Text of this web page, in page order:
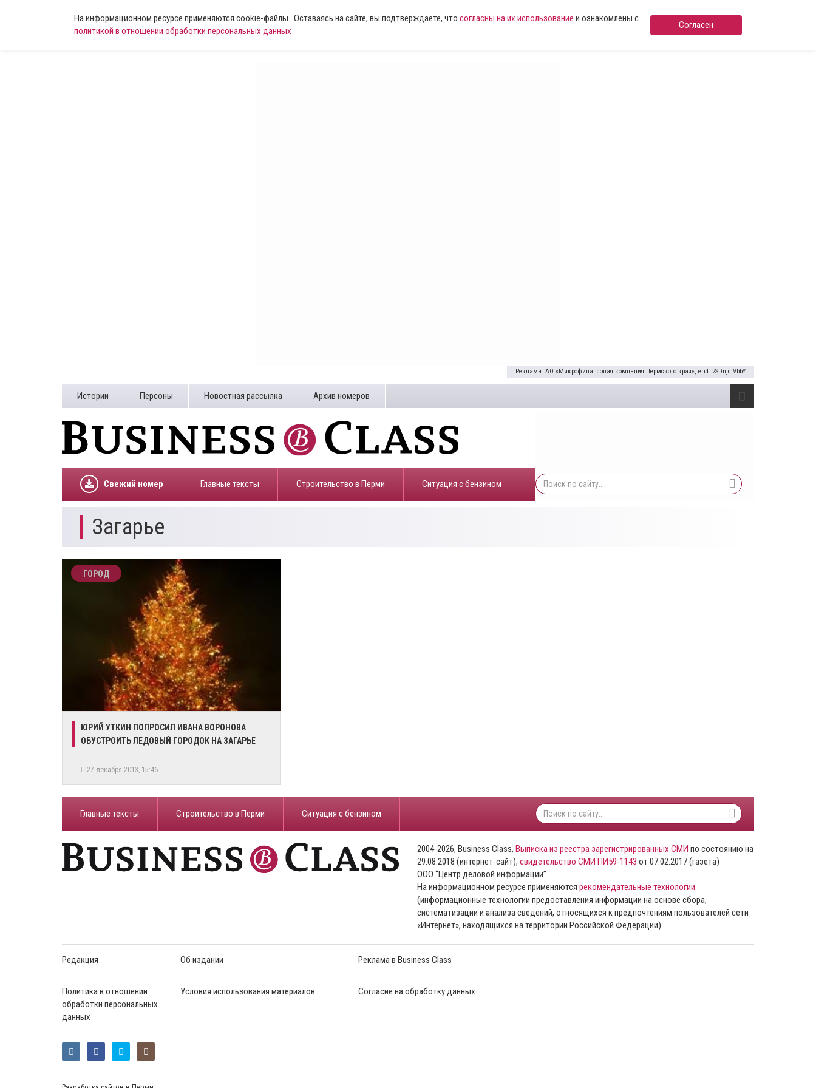
На информационном ресурсе применяются cookie-файлы . Оставаясь на сайте, вы подтверждаете, что согласны на их использование и ознакомлены с
политикой в отношении обработки персональных данных
Согласен
Реклама: АО «Микрофинансовая компания Пермского края», erid: 2SDnjdiVbbY
Истории Персоны Новостная рассылка Архив номеров
Свежий номер Главные тексты Строительство в Перми ​Ситуация с бензином
Загарье
ГОРОД
ЮРИЙ УТКИН ПОПРОСИЛ ИВАНА ВОРОНОВА
ОБУСТРОИТЬ ЛЕДОВЫЙ ГОРОДОК НА ЗАГАРЬЕ
27 декабря 2013, 15:46
Главные тексты Строительство в Перми ​Ситуация с бензином
2004-2026, Business Class, Выписка из реестра зарегистрированных СМИ по состоянию на
29.08.2018 (интернет-сайт), свидетельство СМИ ПИ59-1143 от 07.02.2017 (газета)
ООО “Центр деловой информации”
На информационном ресурсе применяются рекомендательные технологии
(информационные технологии предоставления информации на основе сбора,
систематизации и анализа сведений, относящихся к предпочтениям пользователей сети
«Интернет», находящихся на территории Российской Федерации).
Редакция Об издании Реклама в Business Class
Политика в отношении
обработки персональных
данных
Условия использования материалов Согласие на обработку данных